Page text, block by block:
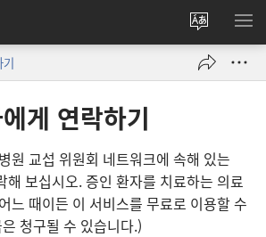
사이트
언어
변경
메
게 연락하기
원 교섭 위원회 네트워크에 속해 있는
해 보십시오. 증인 환자를 치료하는 의료
느 때이든 이 서비스를 무료로 이용할 수
청구될 수 있습니다.)